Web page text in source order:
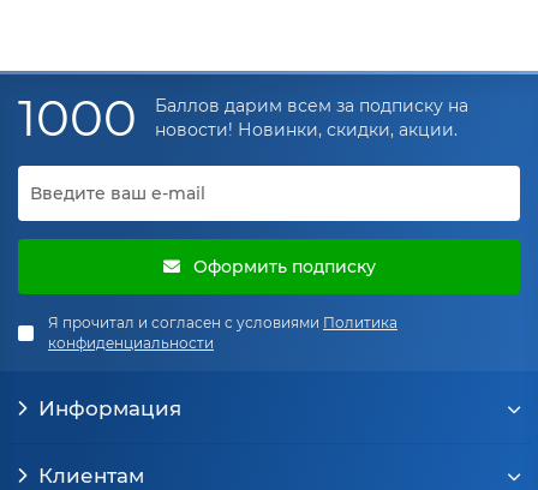
1000
Баллов дарим всем за подписку на
новости! Новинки, скидки, акции.
Оформить подписку
Я прочитал и согласен с условиями Политика
конфиденциальности
Информация
Клиентам